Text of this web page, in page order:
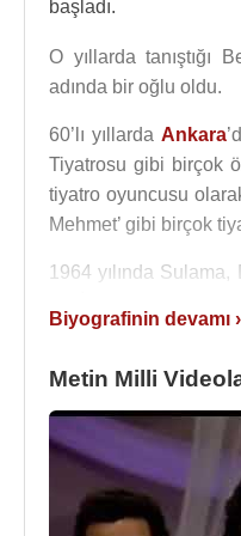
başladı.
O yıllarda tanıştığı
adında bir oğlu oldu.
60’lı yıllarda Ankara
Tiyatrosu gibi birçok
tiyatro oyuncusu olarak
Mehmet’ gibi birçok
1964 yılında
Askere gidene
Bu aradaAnkara’da
devam etti, uzun bir
yılındaAnkara
resim sergisini açtı.
Biyografinin devamı
Metin Milli